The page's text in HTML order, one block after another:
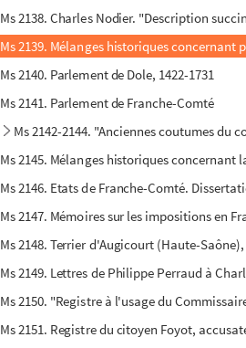
Ms 2138. Charles Nodier. "Description
Ms 2139. Mélanges historiques
Ms 2140. Parlement de Dole, 1422-1731
Ms 2141. Parlement de Franche-Comté
Ms 2142-2144. "Anciennes coutumes du
Ms 2145. Mélanges historiques concernant
Ms 2146. Etats de Franche-Comté.
Ms 2147. Mémoires sur les impositions en
Ms 2148. Terrier d'Augicourt (Haute-
Ms 2149. Lettres de Philippe Perraud à
Ms 2150. "Registre à l'usage du
Ms 2151. Registre du citoyen Foyot,